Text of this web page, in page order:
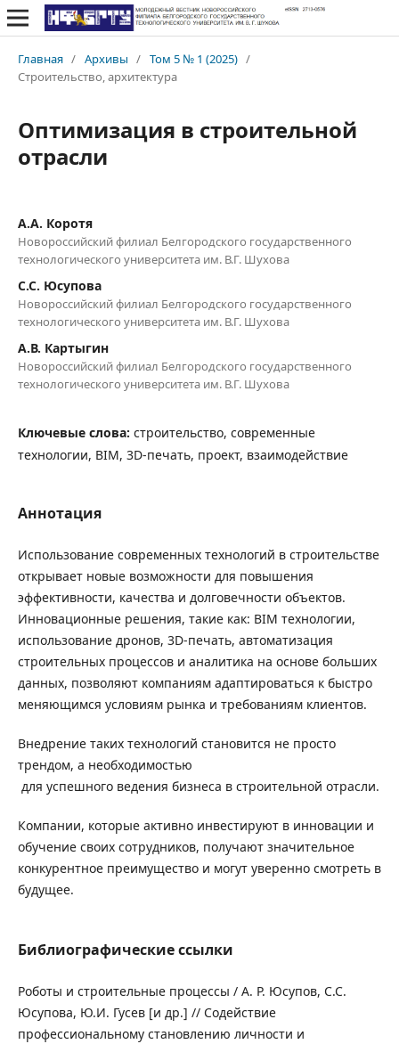
Главная / Архивы / Том 5 № 1 (2025) /
Строительство, архитектура
Оптимизация в строительной
отрасли
А.А. Коротя
Новороссийский филиал Белгородского государственного
технологического университета им. В.Г. Шухова
С.С. Юсупова
Новороссийский филиал Белгородского государственного
технологического университета им. В.Г. Шухова
А.В. Картыгин
Новороссийский филиал Белгородского государственного
технологического университета им. В.Г. Шухова
Ключевые слова: строительство, современные
технологии, BIM, 3D-печать, проект, взаимодействие
Аннотация
Использование современных технологий в строительстве
открывает новые возможности для повышения
эффективности, качества и долговечности объектов.
Инновационные решения, такие как: BIM технологии,
использование дронов, 3D-печать, автоматизация
строительных процессов и аналитика на основе больших
данных, позволяют компаниям адаптироваться к быстро
меняющимся условиям рынка и требованиям клиентов.
Внедрение таких технологий становится не просто
трендом, а необходимостью
для успешного ведения бизнеса в строительной отрасли.
Компании, которые активно инвестируют в инновации и
обучение своих сотрудников, получают значительное
конкурентное преимущество и могут уверенно смотреть в
будущее.
Библиографические ссылки
Роботы и строительные процессы / А. Р. Юсупов, С.С.
Юсупова, Ю.И. Гусев [и др.] // Содействие
профессиональному становлению личности и